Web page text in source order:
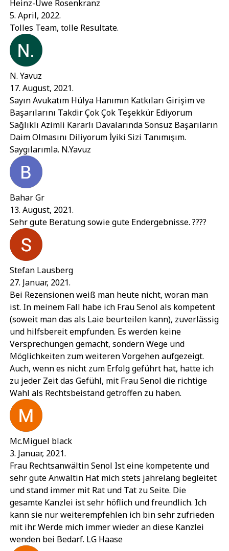
Heinz-Uwe Rosenkranz
5. April, 2022.
Tolles Team, tolle Resultate.
N. Yavuz
17. August, 2021.
Sayın Avukatım Hülya Hanımın Katkıları Girişim ve
Başarılarını Takdir Çok Çok Teşekkür Ediyorum
Sağlıklı Azimli Kararlı Davalarında Sonsuz Başarıların
Daim Olmasını Diliyorum İyiki Sizi Tanımışım.
Saygılarımla. N.Yavuz
Bahar Gr
13. August, 2021.
Sehr gute Beratung sowie gute Endergebnisse. ????
Stefan Lausberg
27. Januar, 2021.
Bei Rezensionen weiß man heute nicht, woran man
ist. In meinem Fall habe ich Frau Senol als kompetent
(soweit man das als Laie beurteilen kann), zuverlässig
und hilfsbereit empfunden. Es werden keine
Versprechungen gemacht, sondern Wege und
Möglichkeiten zum weiteren Vorgehen aufgezeigt.
Auch, wenn es nicht zum Erfolg geführt hat, hatte ich
zu jeder Zeit das Gefühl, mit Frau Senol die richtige
Wahl als Rechtsbeistand getroffen zu haben.
Mc.Miguel black
3. Januar, 2021.
Frau Rechtsanwältin Senol Ist eine kompetente und
sehr gute Anwältin Hat mich stets jahrelang begleitet
und stand immer mit Rat und Tat zu Seite. Die
gesamte Kanzlei ist sehr höflich und freundlich. Ich
kann sie nur weiterempfehlen ich bin sehr zufrieden
mit ihr. Werde mich immer wieder an diese Kanzlei
wenden bei Bedarf. LG Haase